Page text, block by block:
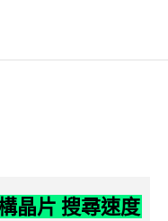
晶片 搜尋速度